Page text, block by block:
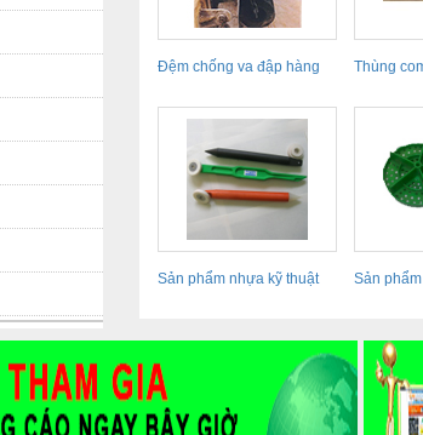
Đệm chống va đập hàng
Thùng
Sản phẩm nhựa kỹ thuật Sản